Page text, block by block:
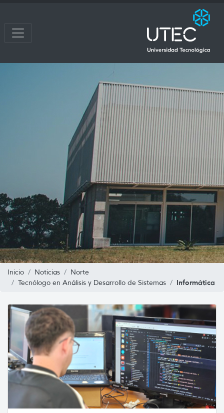
Inicio Noticias
Norte
Tecnólogo en Análisis y Desarrollo de Sistemas
Informática